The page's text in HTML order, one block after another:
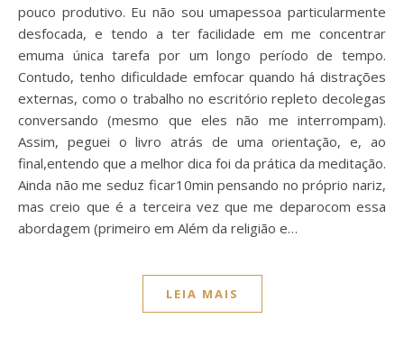
pouco produtivo. Eu não sou umapessoa particularmente
desfocada, e tendo a ter facilidade em me concentrar
emuma única tarefa por um longo período de tempo.
Contudo, tenho dificuldade emfocar quando há distrações
externas, como o trabalho no escritório repleto decolegas
conversando (mesmo que eles não me interrompam).
Assim, peguei o livro atrás de uma orientação, e, ao
final,entendo que a melhor dica foi da prática da meditação.
Ainda não me seduz ficar10min pensando no próprio nariz,
mas creio que é a terceira vez que me deparocom essa
abordagem (primeiro em Além da religião e…
LEIA MAIS